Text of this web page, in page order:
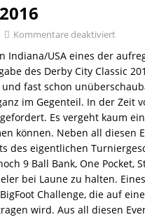
Kommentare deaktiviert
Indiana/USA eines der
des Derby City Classic
fast schon
im Gegenteil. In der Zeit
Es vergeht kaum
können. Neben all diesen
des eigentlichen
9 Ball Bank, One Pocket,
bei Laune zu halten.
Challenge, die auf
wird. Aus all diesen